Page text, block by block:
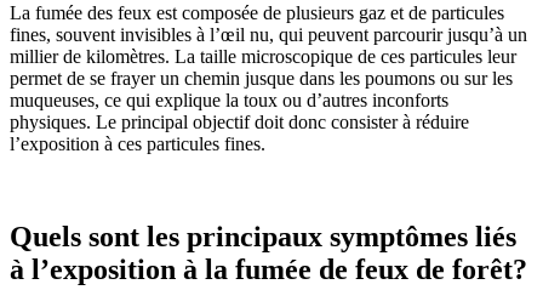
La fumée des feux est composée de plusieurs gaz et de particules
fines, souvent invisibles à l’œil nu, qui peuvent parcourir jusqu’à un
millier de kilomètres. La taille microscopique de ces particules leur
permet de se frayer un chemin jusque dans les poumons ou sur les
muqueuses, ce qui explique la toux ou d’autres inconforts
physiques. Le principal objectif doit donc consister à réduire
l’exposition à ces particules fines.
Quels sont les principaux symptômes liés
à l’exposition à la fumée de feux de forêt?